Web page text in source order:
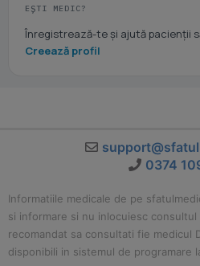
EȘTI MEDIC?
Înregistrează-te și ajută pacienții
Creează profil
0374
Informatiile medicale de pe
si informare si nu inlocuiesc
recomandat sa consultati fie medicul
disponibili in sistemul de programare